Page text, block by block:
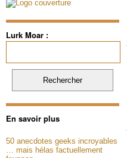
Lurk Moar :
En savoir plus
50 anecdotes geeks incroyables
… mais hélas factuellement